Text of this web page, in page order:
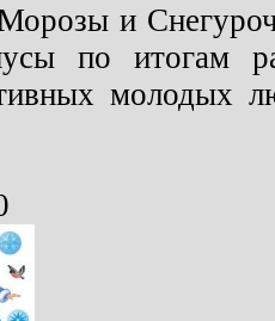
и
по итогам
молодых